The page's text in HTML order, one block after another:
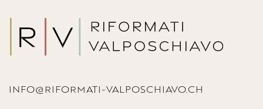
INFO@RIFORMATI-VALPOSCHIAVO.CH